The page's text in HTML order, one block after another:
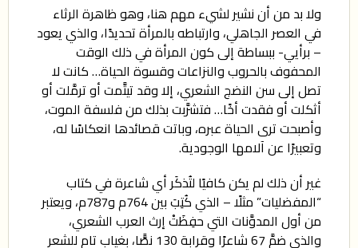
ولا بد من أن نشير لشيء مهم هنا، وهو ظاهرة الرثاء
في العصر الجاهلي، وارتباطه بالمرأة تحديدًا، والذي يعود
– برأيي- ببساطة إلى كون المرأة في ذلك الوقت
المحفوف بالحروب والنزاعات وقسوة الحياة… كانت لا
تصل إلى سن النضج الشعري، إلا وقد تيتَّمت أو ترمَّلت أو
أثكلت أو فقدت أخًا… فتشرَّبت بذلك من فلسفة الموت،
وأصبحت ترى الحياة عبره، وباتت قصائدها انعكاسًا له،
وتعبيرًا عن آلامها الوجودية.
غير أن ذلك لم يكن كافيًا لتُذكَر أي شاعرة في كتاب
“المفضليات” مثلًا – الذي كُتِبَ بين 764م و787م، ويعتبر
من أول المدوَّنات التي حفِظَتْ إرث العرب الشعري،
والذي ضمَّ 67 شاعرًا وقرابة 130 نصًّا، بغياب تام للشعر